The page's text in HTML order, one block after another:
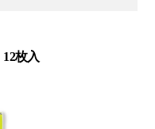
12枚入